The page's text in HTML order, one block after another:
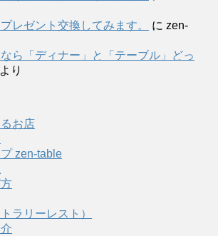
レゼント交換してみます。
に zen-
ら「ディナー」と「テーブル」どっ
より
お店
zen-table
ラリーレスト）